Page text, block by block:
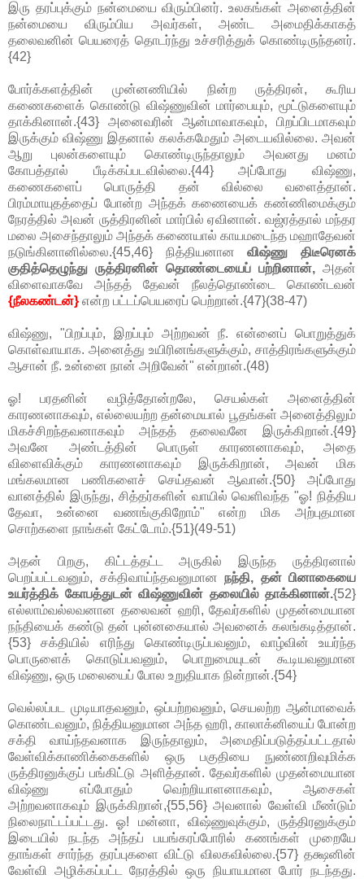
இரு தரப்புக்கும் நன்மையை விரும்பினர். உலகங்கள் அனைத்தின்
நன்மையை விரும்பிய அவர்கள், அண்ட அமைதிக்காகத்
தலைவனின் பெயரைத் தொடர்ந்து உச்சரித்துக் கொண்டிருந்தனர்.
{42}
போர்க்களத்தின் முன்னணியில் நின்ற ருத்திரன், கூரிய
கணைகளைக் கொண்டு விஷ்ணுவின் மார்பையும், மூட்டுகளையும்
தாக்கினான்.{43} அனைவரின் ஆன்மாவாகவும், பிறப்பிடமாகவும்
இருக்கும் விஷ்ணு இதனால் கலக்கமேதும் அடையவில்லை. அவன்
ஆறு புலன்களையும் கொண்டிருந்தாலும் அவனது மனம்
கோபத்தால் பீடிக்கப்படவில்லை.{44} அப்போது விஷ்ணு,
கணைகளைப் பொருத்தி தன் வில்லை வளைத்தான்.
பிரம்மாயுதத்தைப் போன்ற அந்தக் கணையைக் கண்ணிமைக்கும்
நேரத்தில் அவன் ருத்திரனின் மார்பில் ஏவினான். வஜ்ரத்தால் மந்தர
மலை அசைந்தாலும் அந்தக் கணையால் காயமடைந்த மஹாதேவன்
நடுங்கினானில்லை.{45,46} நித்தியனானவிஷ்ணு திடீரெனக்
குதித்தெழுந்து ருத்திரனின் தொண்டையைப் பற்றினான், அதன்
விளைவாகவே அந்தத் தேவன் நீலத்தொண்டை கொண்டவன்
{நீலகண்டன்} என்ற பட்டப்பெயரைப் பெற்றான்.{47}(38-47)
விஷ்ணு, "பிறப்பும், இறப்பும் அற்றவன் நீ. என்னைப் பொறுத்துக்
கொள்வாயாக. அனைத்து உயிரினங்களுக்கும், சாத்திரங்களுக்கும்
ஆசான் நீ. உன்னை நான் அறிவேன்" என்றான்.(48)
ஓ! பரதனின் வழித்தோன்றலே, செயல்கள் அனைத்தின்
காரணனாகவும், எல்லையற்ற தன்மையால் பூதங்கள் அனைத்திலும்
மிகச்சிறந்தவனாகவும் அந்தத் தலைவனே இருக்கிறான்.{49}
அவனே அண்டத்தின் பொருள் காரணனாகவும், அதை
விளைவிக்கும் காரணனாகவும் இருக்கிறான், அவன் மிக
மங்கலமான பணிகளைச் செய்தவன் ஆவான்.{50} அப்போது
வானத்தில் இருந்து, சித்தர்களின் வாயில் வெளிவந்த "ஓ! நித்திய
தேவா, உன்னை வணங்குகிறோம்" என்ற மிக அற்புதமான
சொற்களை நாங்கள் கேட்டோம்.{51}(49-51)
அதன் பிறகு, கிட்டத்தட்ட அருகில் இருந்த ருத்திரனால்
பெறப்பட்டவனும், சக்திவாய்ந்தவனுமான நந்தி, தன் பினாகையை
உயர்த்திக் கோபத்துடன் விஷ்ணுவின் தலையில் தாக்கினான்.{52}
எல்லாம்வல்லவனான தலைவன் ஹரி, தேவர்களில் முதன்மையான
நந்தியைக் கண்டு தன் புன்னகையால் அவனைக் கலங்கடித்தான்.
{53} சக்தியில் எரிந்து கொண்டிருப்பவனும், வாழ்வின் உயர்ந்த
பொருளைக் கொடுப்பவனும், பொறுமையுடன் கூடியவனுமான
விஷ்ணு, ஒரு மலையைப் போல உறுதியாக நின்றான்.{54}
வெல்லப்பட முடியாதவனும், ஒப்பற்றவனும், செயலற்ற ஆன்மாவைக்
கொண்டவனும், நித்தியனுமான அந்த ஹரி, காலாக்னியைப் போன்ற
சக்தி வாய்ந்தவனாக இருந்தாலும், அமைதிப்படுத்தப்பட்டதால்
வேள்விக்காணிக்கைகளில் ஒரு பகுதியை நுண்ணறிவுமிக்க
ருத்திரனுக்குப் பங்கிட்டு அளித்தான். தேவர்களில் முதன்மையான
விஷ்ணு எப்போதும் வெற்றியாளனாகவும், ஆசைகள்
அற்றவனாகவும் இருக்கிறான்,{55,56} அவனால் வேள்வி மீண்டும்
நிலைநாட்டப்பட்டது. ஓ! மன்னா, விஷ்ணுவுக்கும், ருத்திரனுக்கும்
இடையில் நடந்த அந்தப் பயங்கரப்போரில் கணங்கள் முறையே
தாங்கள் சார்ந்த தரப்புகளை விட்டு விலகவில்லை.{57} தக்ஷனின்
வேள்வி அழிக்கப்பட்ட நேரத்தில் ஒரு நியாயமான போர் நடந்தது.